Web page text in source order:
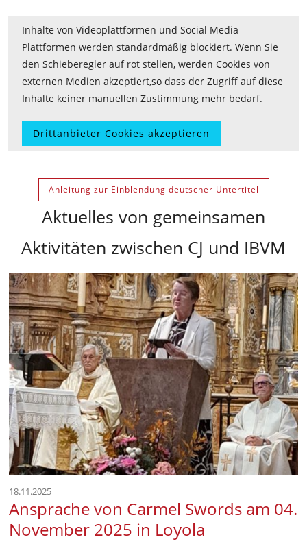
Inhalte von Videoplattformen und Social Media
Plattformen werden standardmäßig blockiert. Wenn Sie
den Schieberegler auf rot stellen, werden Cookies von
externen Medien akzeptiert,so dass der Zugriff auf diese
Inhalte keiner manuellen Zustimmung mehr bedarf.
Drittanbieter Cookies akzeptieren
Anleitung zur Einblendung deutscher Untertitel
Aktuelles von gemeinsamen
Aktivitäten zwischen CJ und IBVM
18.11.2025
Ansprache von Carmel Swords am 04.
November 2025 in Loyola